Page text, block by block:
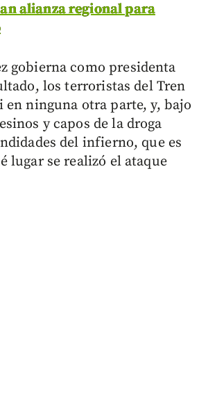
alianza regional para
gobierna como presidenta
los terroristas del Tren
en ninguna otra parte, y, bajo
y capos de la droga
del infierno, que es
lugar se realizó el ataque